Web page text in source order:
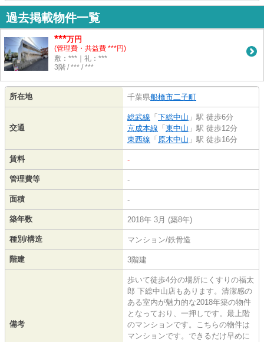
過去掲載物件一覧
***万円
(管理費・共益費 ***円)
敷：***｜礼：***
3階 / *** / ***
所在地 千葉県船橋市二子町
交通
総武線 「 下総中山 」駅 徒歩6分
京成本線 「 東中山 」駅 徒歩12分
東西線 「 原木中山 」駅 徒歩16分
賃料 -
管理費等 -
面積 -
築年数 2018年 3月 (築8年)
種別/構造 マンション/鉄骨造
階建 3階建
備考
歩いて徒歩4分の場所にくすりの福太
郎 下総中山店もあります。清潔感の
ある室内が魅力的な2018年築の物件
となっており、一押しです。最上階
のマンションです。こちらの物件は
マンションです。できるだけ早めに